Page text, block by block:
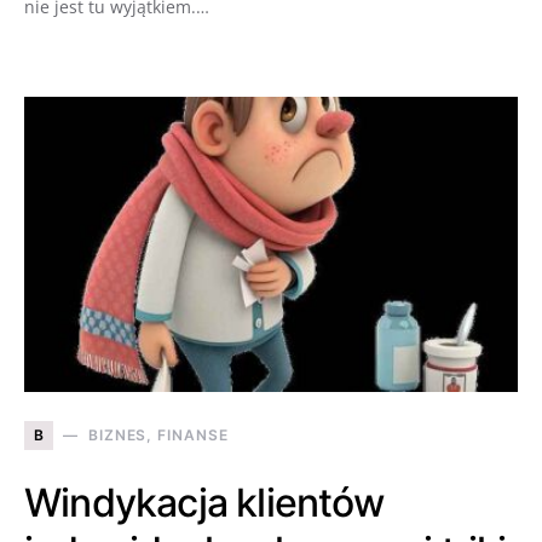
nie jest tu wyjątkiem.…
B BIZNES, FINANSE
Windykacja klientów